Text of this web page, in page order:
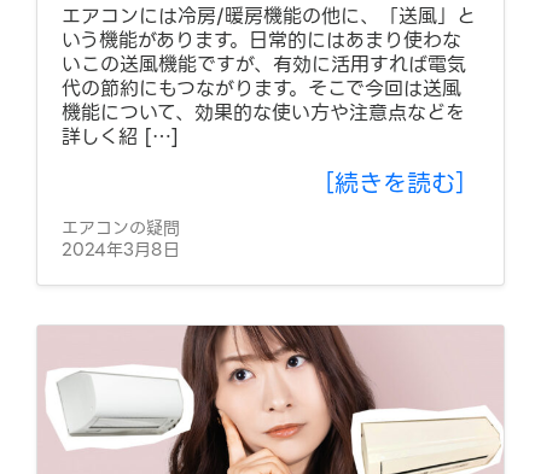
エアコンには冷房/暖房機能の他に、「送風」と
いう機能があります。日常的にはあまり使わな
いこの送風機能ですが、有効に活用すれば電気
代の節約にもつながります。そこで今回は送風
機能について、効果的な使い方や注意点などを
詳しく紹 […]
［続きを読む］
エアコンの疑問
2024年3月8日